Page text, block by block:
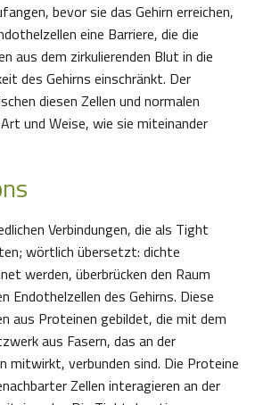
bevor sie das Gehirn erreichen,
eine Barriere, die die
aus dem zirkulierenden Blut in die
des Gehirns einschränkt. Der
diesen Zellen und normalen
und Weise, wie sie miteinander
Verbindungen, die als Tight
wörtlich übersetzt: dichte
werden, überbrücken den Raum
Endothelzellen des Gehirns. Diese
aus Proteinen gebildet, die mit dem
aus Fasern, das an der
mitwirkt, verbunden sind. Die Proteine
Zellen interagieren an der